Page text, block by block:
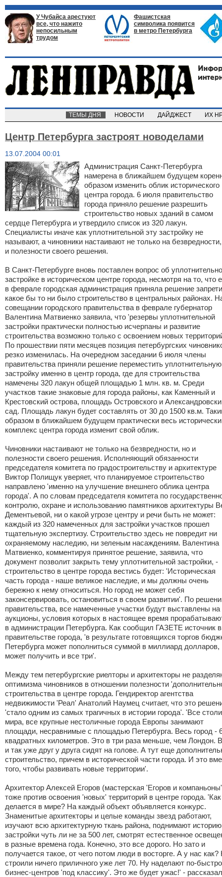
У Чубайса арестуют
все, что нажито
непосильным
трудом
Фашистская
символика появится
в метро Петербурга
ТЕМЫ ДНЯ НОВОСТИ ДАЙДЖЕСТ ИХ
Центр Петербурга застроят новоделами
13.07.2004 00:01
Администрация Санкт-Петербурга
намерена в ближайшем будущем
образом изменить облик исторического
центра города. 6 июля правительство
города приняло решение разрешить
строительство новых зданий в самом
сердце Петербурга и утвердило список из 320 лакун.
Специалисты иначе как уплотнительной эту застройку не
называют, а чиновники настаивают не только на
и полезности своего решения.
В Санкт-Петербурге вновь поставлен вопрос об
застройке в историческом центре города, несмотря на то, что
в феврале городская администрация приняла решение
какое бы то ни было строительство в центральных районах.
совещании городского правительства в феврале губернатор
Валентина Матвиенко заявила, что 'резервы уплотнительной
застройки практически полностью исчерпаны и развитие
строительства возможно только с освоением новых
По прошествии пяти месяцев позиция петербургских
резко изменилась. На очередном заседании 6 июля члены
правительства приняли решение переместить уплотнительную
застройку именно в центр города, где для строительства
намечены 320 лакун общей площадью 1 млн. кв. м. Среди
участков такие знаковые для города районы, как Каменный и
Крестовский острова, площадь Островского и
сад. Площадь лакун будет составлять от 30 до 1500 кв.м.
образом в ближайшем будущем практически весь
комплекс центра города изменит свой облик.
Чиновники настаивают не только на безвредности, но и
полезности своего решения. Исполняющий обязанности
председателя комитета по градостроительству и архитектуре
Виктор Полищук уверяет, что планируемое строительство
направлено 'именно на улучшение внешнего облика центра
города'. А по словам председателя комитета по
контролю, охране и использованию памятников архитектуры
Дементьевой, ни о какой угрозе центру и речи быть не может:
каждый из 320 намеченных для застройки участков прошел
тщательную экспертизу. Строительство здесь не повредит ни
охраняемому наследию, ни зеленым насаждениям. Валентина
Матвиенко, комментируя принятое решение, заявила, что
документ позволит закрыть тему уплотнительной застройки, -
строительство в центре города вестись будет: 'Историческая
часть города - наше великое наследие, и мы должны очень
бережно к нему относиться. Но город не может себя
законсервировать, остановиться в своем развитии'. По
правительства, все намеченные участки будут выставлены на
аукционы, условия которых в настоящее время
в администрации Петербурга. Как сообщил ГАЗЕТЕ источник в
правительстве города, 'в результате готовящихся торгов
Петербурга может пополниться суммой в миллиард долларов,
может получить и все три'.
Между тем петербургские риелторы и архитекторы не
оптимизма чиновников в отношении полезности
строительства в центре города. Гендиректор агентства
недвижимости 'Реал' Анатолий Наумец считает, что это
'стало одним из самых трагичных в истории города'. 'Все
мира, все крупные нестоличные города Европы занимают
площади, несравнимые с площадью Петербурга. Весь город -
квадратных километров. Это в три раза меньше, чем Лондон.
и так уже друг у друга сидят на голове. А тут еще
строительство, причем в исторической части города. И это
того, чтобы развивать новые территории'.
Архитектор Алексей Егоров (мастерская 'Егоров и
тоже против освоения 'новых' территорий в центре города.
делается в мире? На каждый объект объявляется конкурс.
Знаменитые архитекторы и целые команды звезд работают,
изучают всю архитектурную ткань района, поднимают историю
застройки чуть ли не за 500 лет, смотрят естественное
в разные времена года. Конечно, это все дорого. Но зато и
получается такое, от чего потом люди в восторге. А у нас как?
строили ничего приличного уже лет 70. Ну наделают по-
бизнес-центров 'под классику'. Это же будет ужас!' - рассказал